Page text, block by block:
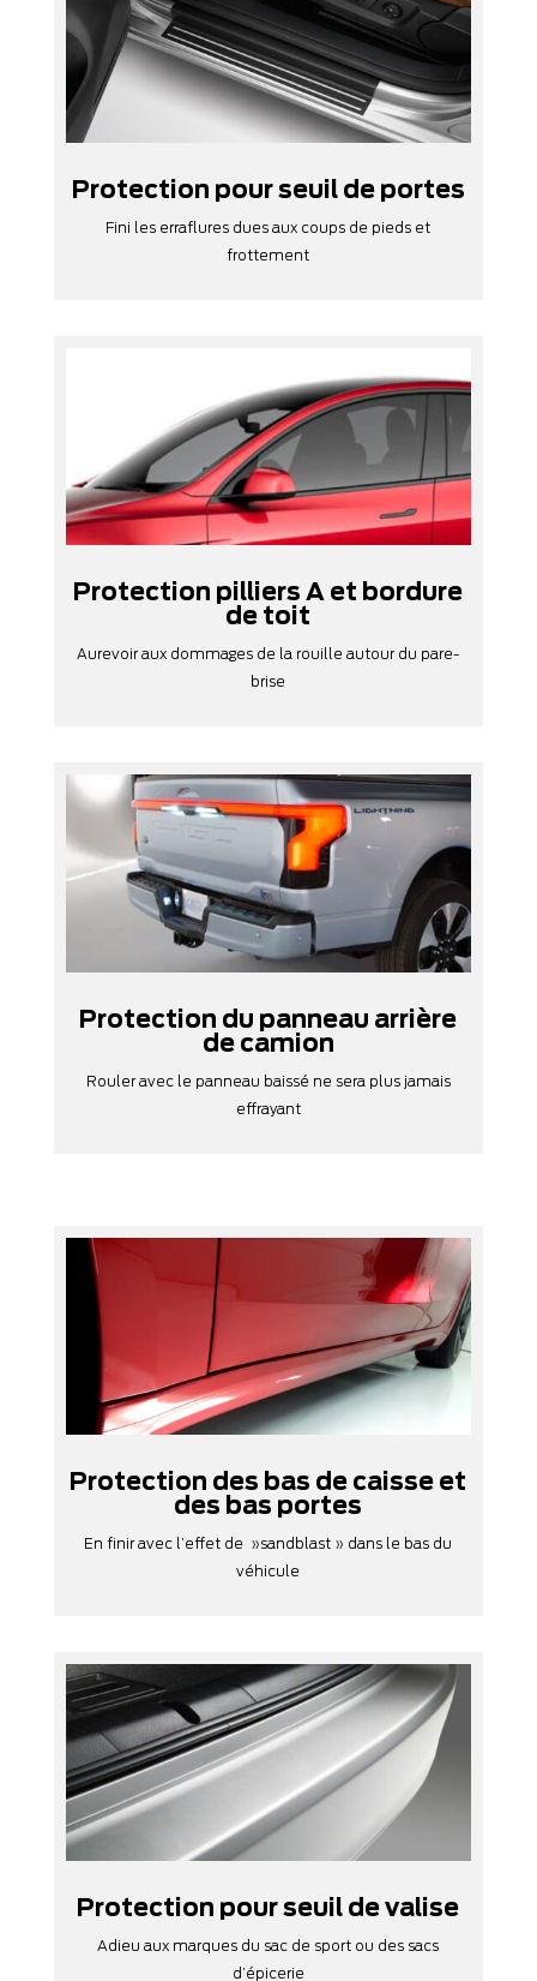
Protection pour seuil de portes
Fini les erraflures dues aux coups de pieds et
frottement
Protection pilliers A et bordure
de toit
Aurevoir aux dommages de la rouille autour du pare-
brise
Protection du panneau arrière
de camion
Rouler avec le panneau baissé ne sera plus jamais
effrayant
Protection des bas de caisse et
des bas portes
En finir avec l’effet de »sandblast » dans le bas du
véhicule
Protection pour seuil de valise
Adieu aux marques du sac de sport ou des sacs
d’épicerie